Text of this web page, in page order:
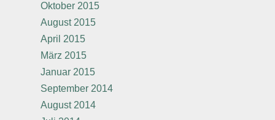
Oktober 2015
August 2015
April 2015
März 2015
Januar 2015
September 2014
August 2014